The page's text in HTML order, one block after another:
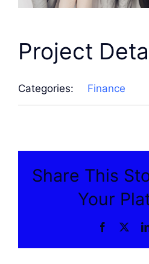
Project
Categories: Finance
Share This
Your
Facebook